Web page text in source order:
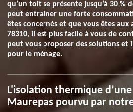
qu’un toit se présente jusqu’à 30 %
peut entrainer une forte
êtes concernés et que vous êtes aux
78310, il est plus facile à vous de
peut vous proposer des solutions et
pour le ménage.
L'isolation thermique
Maurepas pourvu par